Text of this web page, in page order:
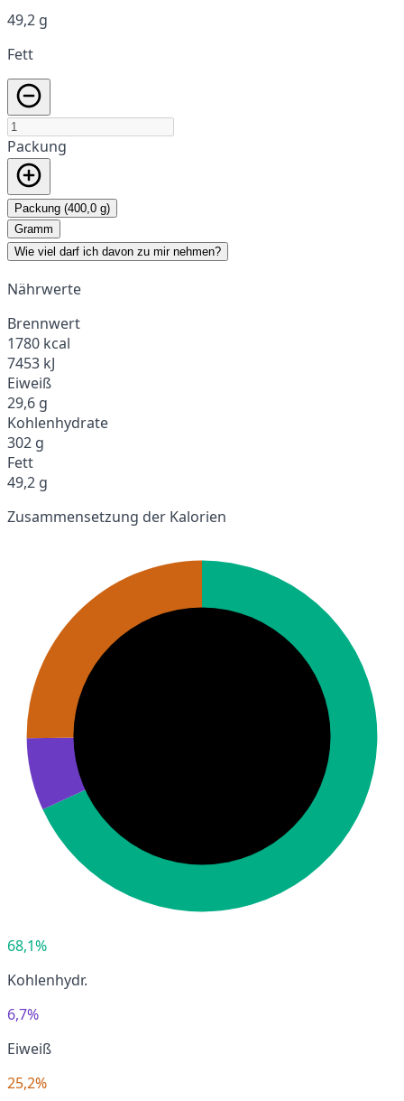
49,2 g
Fett
Packung
Packung (400,0 g)
Gramm
Wie viel darf ich davon zu mir nehmen?
Nährwerte
Brennwert
1780 kcal
7453 kJ
Eiweiß
29,6 g
Kohlenhydrate
302 g
Fett
49,2 g
Zusammensetzung der Kalorien
68,1%
Kohlenhydr.
6,7%
Eiweiß
25,2%